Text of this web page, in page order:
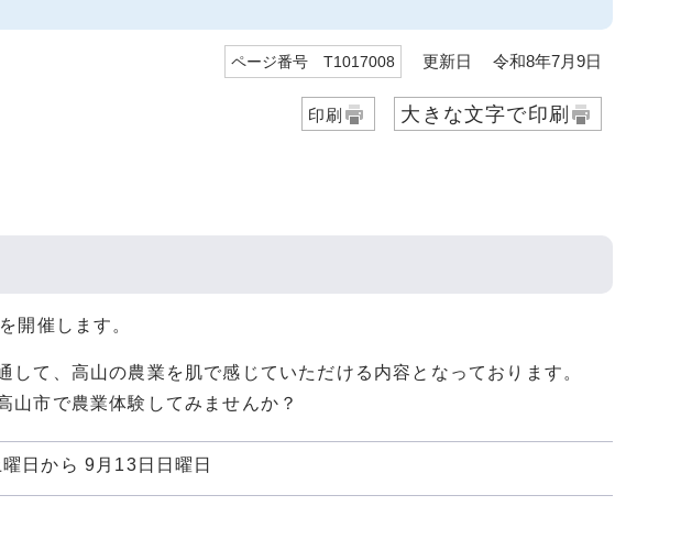
ページ番号 T1017008 更新日 令和8年7月9日
印刷 大きな文字で印刷
開催します。
て、高山の農業を肌で感じていただける内容となっております。
山市で農業体験してみませんか？
日から 9月13日日曜日